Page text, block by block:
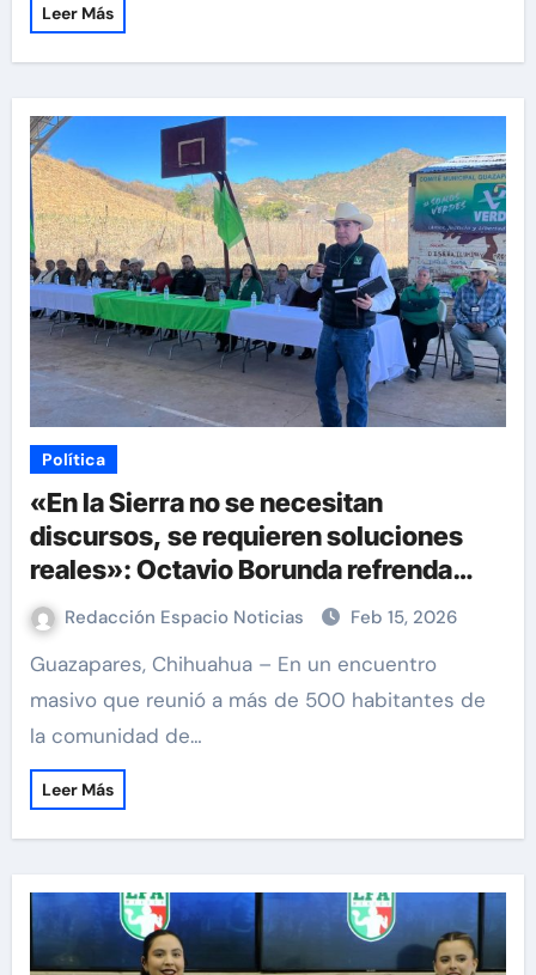
Leer Más
Política
«En la Sierra no se necesitan
discursos, se requieren soluciones
reales»: Octavio Borunda refrenda
compromiso con comunidades de
Guazapares
Redacción Espacio Noticias Feb 15, 2026
Guazapares, Chihuahua – En un encuentro
masivo que reunió a más de 500 habitantes de
la comunidad de…
Leer Más